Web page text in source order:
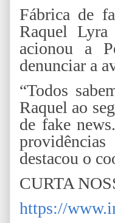
Fábrica de
Raquel Lyra
acionou a
denunciar a
“Todos
Raquel ao
de fake
destacou o
CURTA
https://